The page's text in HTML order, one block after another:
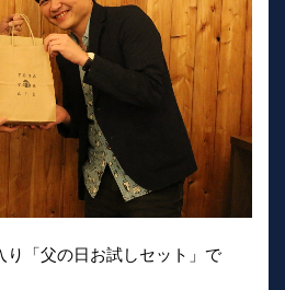
り「父の日お試しセット」で